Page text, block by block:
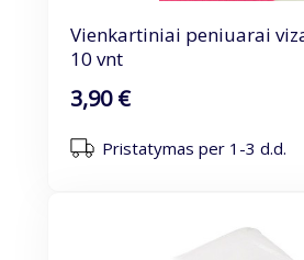
Vienkartiniai peniuarai
10 vnt
3,90 €
Pristatymas per 1-3 d.d.